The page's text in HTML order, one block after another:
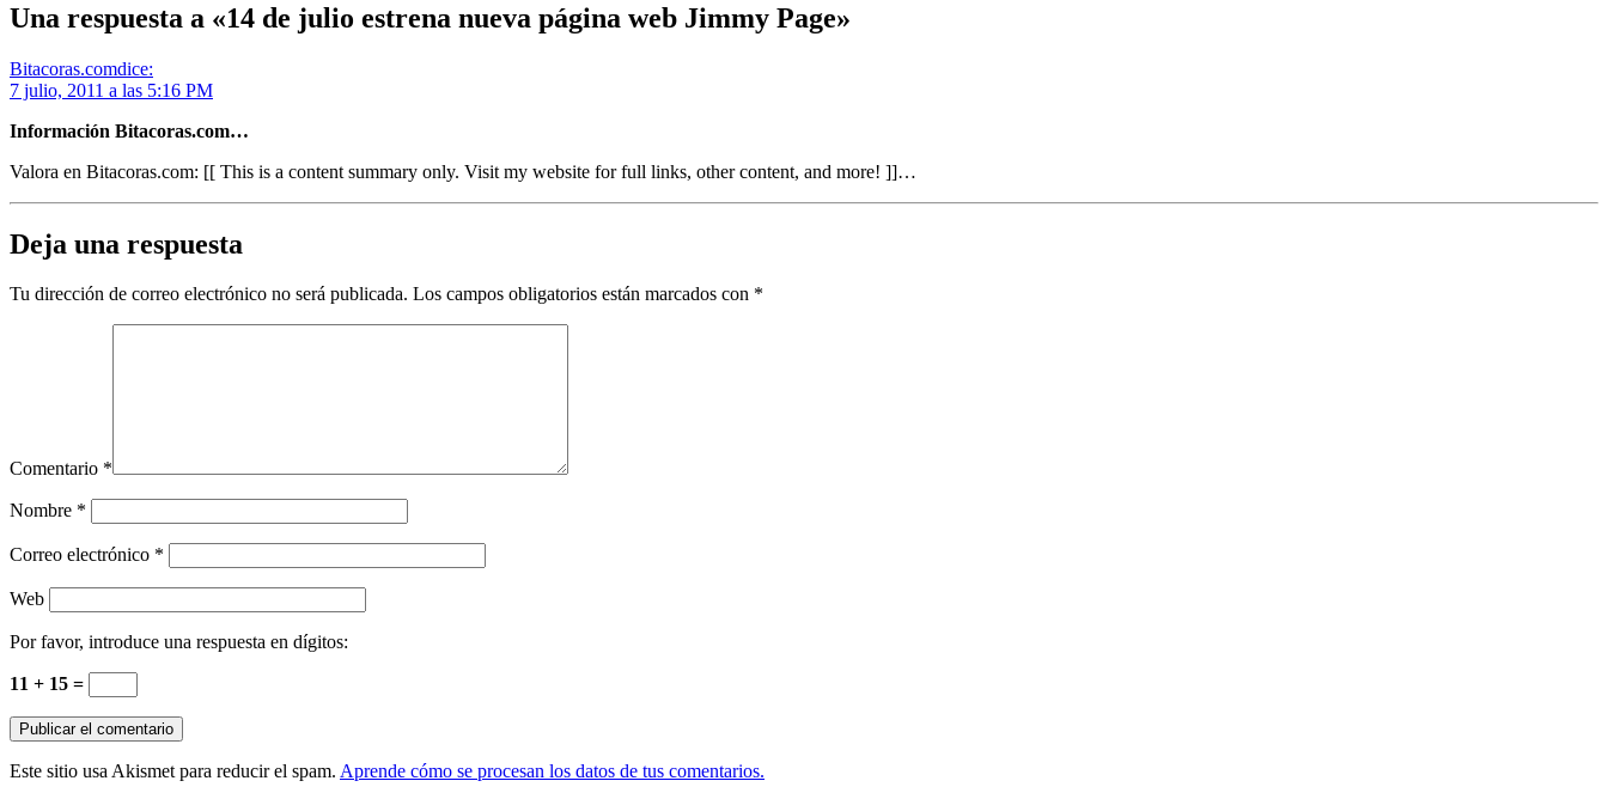
Una respuesta a «14 de julio estrena nueva página web Jimmy Page»
Bitacoras.comdice:
7 julio, 2011 a las 5:16 PM
Información Bitacoras.com…
Valora en Bitacoras.com: [[ This is a content summary only. Visit my website for full links, other content, and more! ]]…
Deja una respuesta
Tu dirección de correo electrónico no será publicada. Los campos obligatorios están marcados con *
Comentario *
Nombre *
Correo electrónico *
Web
Por favor, introduce una respuesta en dígitos:
11 + 15 =
Este sitio usa Akismet para reducir el spam. Aprende cómo se procesan los datos de tus comentarios.